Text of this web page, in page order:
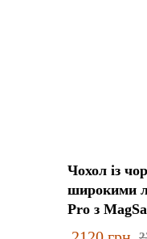
Чохол із
широкими
Pro з